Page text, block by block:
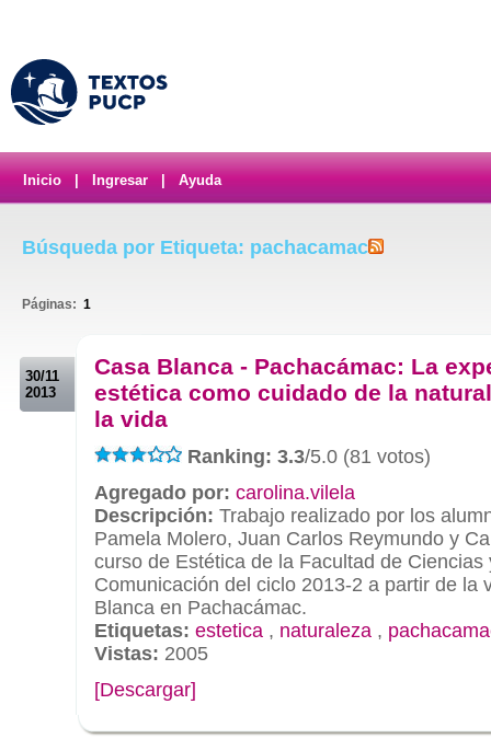
Inicio Ingresar Ayuda
Búsqueda por Etiqueta: pachacamac
Páginas: 1
30/11
2013
Casa Blanca - Pachacámac: La
estética como cuidado de la
la vida
Ranking: 3.3/5.0 (81 votos)
Agregado por: carolina.vilela
Descripción: Trabajo realizado por los
Pamela Molero, Juan Carlos Reymundo y
curso de Estética de la Facultad de Ciencias
Comunicación del ciclo 2013-2 a partir de la
Blanca en Pachacámac.
Etiquetas: estetica , naturaleza ,
Vistas: 2005
[Descargar]